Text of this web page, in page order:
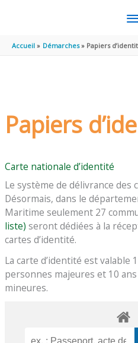
Accueil Démarches Papiers
Papiers
Carte nationale d’identité
Le système de délivrance des
Désormais, dans le
Maritime seulement 27
liste) seront dédiées à la
cartes d’identité.
La carte d’identité est valable
personnes majeures et 10
mineures.